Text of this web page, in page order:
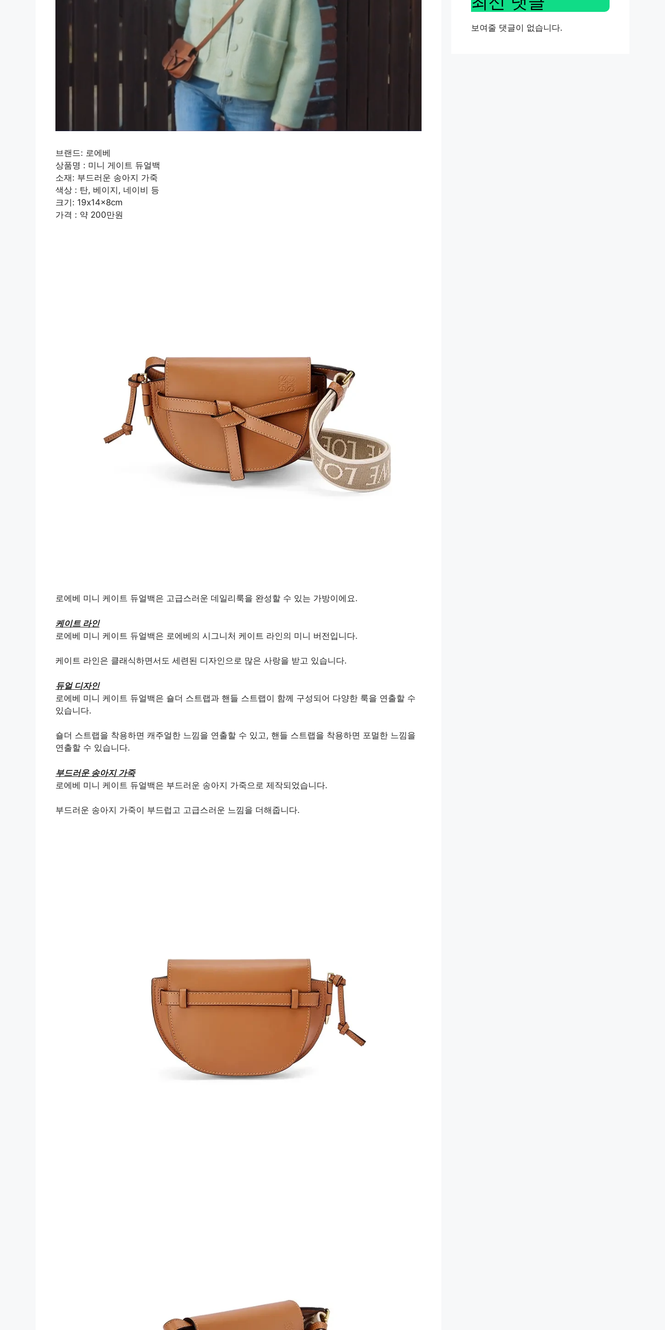
브랜드: 로에베
상품명 : 미니 게이트 듀얼백
소재: 부드러운 송아지 가죽
색상 : 탄, 베이지, 네이비 등
크기: 19x14x8cm
가격 : 약 200만원
로에베 미니 케이트 듀얼백은 고급스러운 데일리룩을 완성할 수 있는 가방이에요.
케이트 라인
로에베 미니 케이트 듀얼백은 로에베의 시그니처 케이트 라인의 미니 버전입니다.
케이트 라인은 클래식하면서도 세련된 디자인으로 많은 사랑을 받고 있습니다.
듀얼 디자인
로에베 미니 케이트 듀얼백은 숄더 스트랩과 핸들 스트랩이 함께 구성되어 다양한 룩을 연출할 수
있습니다.
숄더 스트랩을 착용하면 캐주얼한 느낌을 연출할 수 있고, 핸들 스트랩을 착용하면 포멀한 느낌을
연출할 수 있습니다.
부드러운 송아지 가죽
로에베 미니 케이트 듀얼백은 부드러운 송아지 가죽으로 제작되었습니다.
부드러운 송아지 가죽이 부드럽고 고급스러운 느낌을 더해줍니다.
보여줄 댓글이 없습니다.